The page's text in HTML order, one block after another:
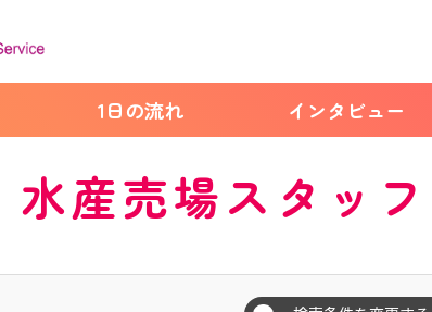
1日の流れ インタビュー
水産売場スタッ